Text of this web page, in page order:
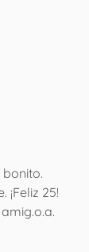
25!